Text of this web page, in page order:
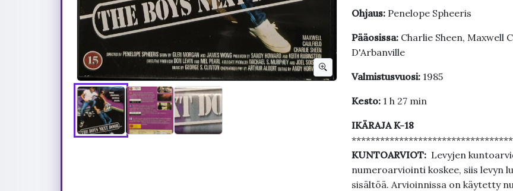
Ohjaus: Penelope Spheeris
Pääosissa: Charlie Sheen, Maxwell
D'Arbanville
Valmistusvuosi:1985
Kesto: 1 h 27 min
IKÄRAJA K-18
**********************************
KUNTOARVIOT: Levyjen
numeroarviointi koskee, siis levyn
sisältöä. Arvioinnissa on käytetty